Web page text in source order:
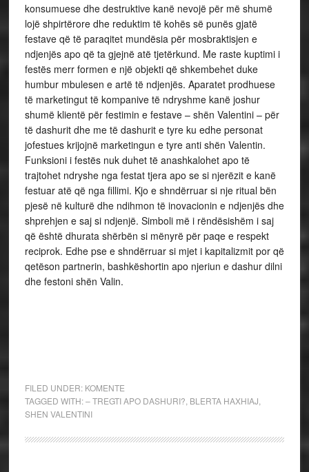
konsumuese dhe destruktive kanë nevojë për më shumë
lojë shpirtërore dhe reduktim të kohës së punës gjatë
festave që të paraqitet mundësia për mosbraktisjen e
ndjenjës apo që ta gjejnë atë tjetërkund. Me raste kuptimi i
festës merr formen e një objekti që shkembehet duke
humbur mbulesen e artë të ndjenjës. Aparatet prodhuese
të marketingut të kompanive të ndryshme kanë joshur
shumë klientë për festimin e festave – shën Valentini – për
të dashurit dhe me të dashurit e tyre ku edhe personat
jofestues krijojnë marketingun e tyre anti shën Valentin.
Funksioni i festës nuk duhet të anashkalohet apo të
trajtohet ndryshe nga festat tjera apo se si njerëzit e kanë
festuar atë që nga fillimi. Kjo e shndërruar si nje ritual bën
pjesë në kulturë dhe ndihmon të inovacionin e ndjenjës dhe
shprehjen e saj si ndjenjë. Simboli më i rëndësishëm i saj
që është dhurata shërbën si mënyrë për paqe e respekt
reciprok. Edhe pse e shndërruar si mjet i kapitalizmit por që
qetëson partnerin, bashkëshortin apo njeriun e dashur dilni
dhe festoni shën Valin.
FILED UNDER: KOMENTE
TAGGED WITH:– TREGTI APO DASHURI? BLERTA HAXHIAJ
SHEN VALENTINI